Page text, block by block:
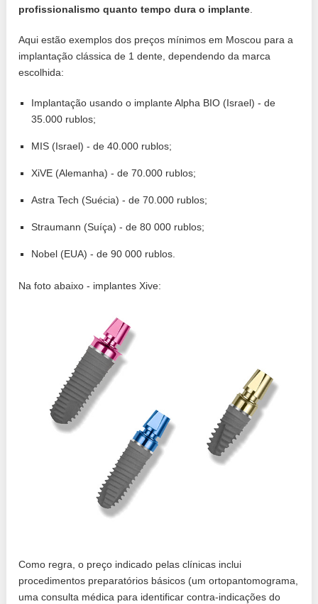
profissionalismo quanto tempo dura o implante.
Aqui estão exemplos dos preços mínimos em Moscou para a
implantação clássica de 1 dente, dependendo da marca
escolhida:
Implantação usando o implante Alpha BIO (Israel) - de
35.000 rublos;
MIS (Israel) - de 40.000 rublos;
XiVE (Alemanha) - de 70.000 rublos;
Astra Tech (Suécia) - de 70.000 rublos;
Straumann (Suíça) - de 80 000 rublos;
Nobel (EUA) - de 90 000 rublos.
Na foto abaixo - implantes Xive:
Como regra, o preço indicado pelas clínicas inclui
procedimentos preparatórios básicos (um ortopantomograma,
uma consulta médica para identificar contra-indicações do